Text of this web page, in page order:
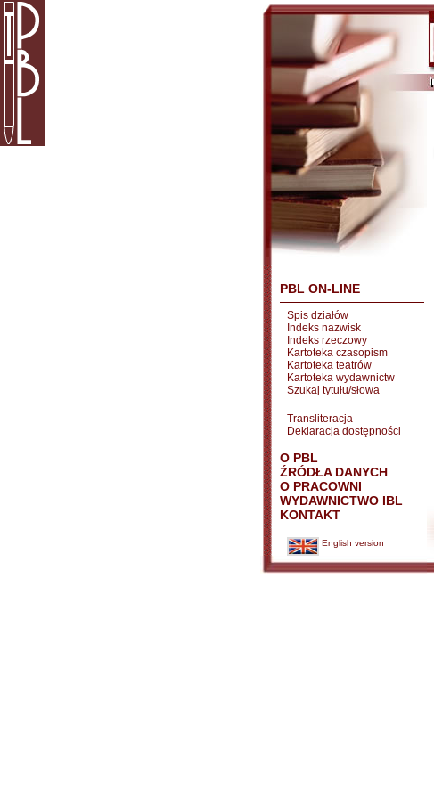
PBL ON-LINE
Spis działów
Indeks nazwisk
Indeks rzeczowy
Kartoteka czasopism
Kartoteka teatrów
Kartoteka wydawnictw
Szukaj tytułu/słowa
Transliteracja
Deklaracja dostępności
O PBL
ŹRÓDŁA DANYCH
O PRACOWNI
WYDAWNICTWO IBL
KONTAKT
English version